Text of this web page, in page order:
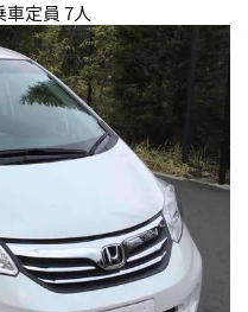
車定員 7人